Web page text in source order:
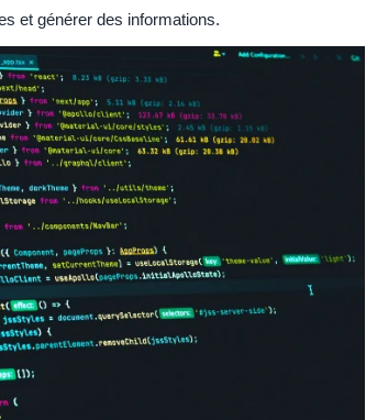
et générer des informations.